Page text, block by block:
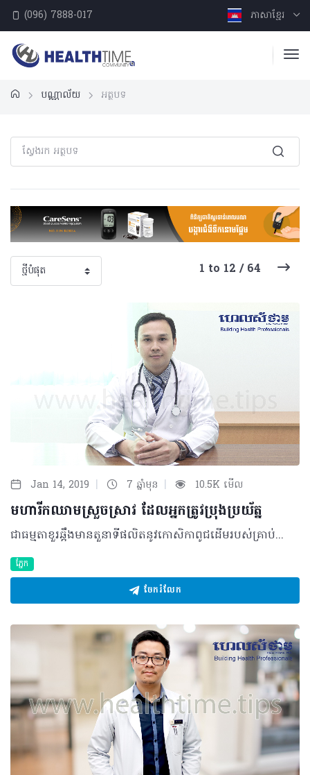
(096) 7888-017 ភាសាខ្មែរ
បណ្ណាល័យ អត្ថបទ
1 to 12 / 64
Jan 14, 2019 | 7 ឆ្នាំមុន | 10.5K មើល
មហារីកឈាមស្រួចស្រាវ ដែលអ្នកត្រូវប្រុងប្រយ័ត្ន
ជាធម្មតាខួរឆ្អឹងមានតួនាទីផលិតនូវកោសិកាពូជដើមរបស់គ្រាប់ឈាមចំនួនរាប់រយពាន់លានជារៀងរាល់ថ្ងៃ​ ហើយវាក៏ជាទីតាំងដែលអនុញ្ញាតឲ្យកោសិកាពូជដើម (Hematopoietic stem cell) ទាំងនេះអាចរីកលូតលាស់ និងបំបែកខ្លួនជាច្រើនដំណាក់កាល មុននឹងប្រែក្លាយជាកោសិកាគ្រាប់ឈាមដែលអាចបំពេញមុខងារបាន។ កោសិកាឈាមដែលមានមុខងារទាំងនោះមានដូចជា កោសិកាឈាមក្រហមដែលមានមុខងារដឹកនាំអុកស៊ីសែន កោសិកាឈាមសដែលមាននាទីការពាររាងកាយពីជំងឺ និងផ្លាកែតដែលមាននាទីជួយឲ្យឈាមកកនៅពេលមានរបួស តែនៅពេលមានជំងឺមហារីកឈាមកើតឡើង មុខងារនៃកោសិកាឈាមទាំងនេះក៏ត្រូវបានបាត់បង់។ ជំងឺមហារីកឈាម (Leukemia) ដែលប្រជាជនខ្មែរភាគច្រើននិយមហៅថាជំងឺឈាមសស៊ីឈាមក្រហម ជាការកើនឡើងនូវប្រភេទកោសិកាខ្ចី (Blast Cell) មិនមែនជាការកើនឡើងកោសិកាឈាមស។ ជំងឺនេះត្រូវបានបែងចែកជា២ប្រភេទធំៗគឺ ប្រភេទមហារីកឈាមធ្ងន់ធ្ងរ ឬស្រួចស្រាវ ដែលអាចងាយនឹងបណ្តាលឲ្យមានគ្រោះថ្នាក់ដល់អាយុជីវិត និងប្រភេទមហារីកឈាមរ៉ាំរ៉ៃ ដែលមិនសូវស្តែងចេញជារោគសញ្ញាគ្រោះថ្នាក់ភ្លាមៗនោះទេ។ និយមន័យនៃជំងឺមហារីកឈាមស្រួចស្រាវ វាជាជំងឺកាចសាហាវ និងធ្ងន់ធ្ងរ ដែលកើតឡើងពីការវិវឌ្ឍមិនប្រក្រតីនៃកោសិកាពូជដើមរបស់គ្រាប់ឈាម (Hematopoietic stem cell) នៅក្នុងខួរឆ្អឹងដោយសារតែមានការបង្អាក់លើការវិវឌ្ឍនៃកោសិកាខ្ចីដែលគេហៅថា កោសិកាប្លាស (Blast​ Cell) ជាហេតុធ្វើឲ្យវាមិនអាចវិវឌ្ឍជាកោសិកាមានមុខងារពេញលេញបន្តទៀតបាន។ ជាទូទៅជំងឺនេះត្រូវបានបែងចែកជា ២ប្រភេទបន្តទៀតគឺ Acute Myeloid Leukemia (AML) និងAcute Lymphoid Leukemia (ALL)។ មូលហេតុចម្បង និងកត្តាប្រឈម រហូតមកទល់ពេលបច្ចុប្បន្ននេះ មិនទាន់មានអ្នកប្រាជ្ញនៅលើសកលលោកណាម្នាក់បានដឹងអំពីមូលហេតុពិតប្រាកដនៃការបង្កជាជំងឺនេះឡើយ។ ប៉ុន្តែ វាអាចទាក់ទងនឹងកត្តាប្រឈមមួយចំនួនក្នុងនោះមានដូចជា៖ • តំណពូជ៖ ជាទូទៅអ្នកដែលមានសាច់ញាតិកើតជំងឺមហារីកឈាម អាចនឹងមានឱកាសប្រឈមនឹងការកើតជំងឺនេះ ខ្ពស់ជាងអ្នកដែលគ្មានសាច់ញាតិកើតបញ្ហានេះ • លក្ខខណ្ឌនៃការរស់នៅ៖ ទីតាំងរស់នៅដែលមានបរិស្ថានមិនស្អាត មានដូចជា ការបង្ហូរចោលនូវកាកសំណល់មិនល្អនៃរោងចក្រដែលមានផ្ទុកសារធាតុគីមី និងផ្សែងពុល • លក្ខខណ្ឌការងារ៖ អ្នកដែលធ្វើការក្នុងរោងពុម្ព ជ្រលក់ទឹកថ្នាំ ការពុលដោយការប្រើប្រាស់ថ្នាំការប្រើប្រាស់ថ្នាំកសិកម្មផ្សេងៗ ការប៉ះផ្ទាល់ដោយមិនមានសម្លៀកបំពាក់ ឬសម្ភារៈការពារត្រឹមត្រូវ • ការប្រើប្រាស់ថ្នាំ៖ អ្នកដែលធ្លាប់មានប្រវត្តិប្រើប្រាស់ថ្នាំ ឬកាំរស្មីដើម្បីកម្ចាត់មេរោគមហារីកពីមុនមក ឬប្រើប្រាស់ថ្នាំដោយមិនមានវេជ្ជបញ្ជាត្រឹមត្រូវ លើសកម្រិត និងរយៈពេលយូរ ដូចជាប្រភេទថ្នាំផ្សះ (Antibiotic) Chloramphenicol។ គួរបញ្ជាក់ផងដែរថា ប្រជាជនគ្រប់វ័យទាំងអស់មិនថា ប្រុស ឬស្រី ក្មេង ឬចាស់សុទ្ធតែអាចកើតជំងឺនេះបានដូចគ្នា។ គ្រាន់តែ កូនក្មេងប្រឈមនឹងការកើតជំងឺមហារីកឈាមប្រភេទ ALL ជាង AML ចំណែកមនុស្សចាស់ប្រឈមនឹងការកើតជំងឺមហារីកឈាមប្រភេទ AML ជាង ALL។ រោគសញ្ញា និងយន្តការជំងឺ ដោយសារកោសិកាប្លាស (Blast Cell) មិនអាចវិវឌ្ឍបន្តទៀតបាន នោះកោសិកាដែលមានមុខងារពេញលេញថ្មីៗ ដូចជា កោសិកាឈាមក្រហម កោសិកាឈាមស និងផ្លាកែត នឹងមិនអាចកើតឡើងបានល្អ ឬកើតឡើងបានខ្លះ មិនគ្រប់ចំនួនដើម្បីបំពេញមុខងារធម្មតារបស់វា។ ហេតុការណ៍នេះ បណ្តាលឲ្យរាងកាយទាំងមូលនឹងអាចប្រឈមនឹងបញ្ហាយ៉ាងច្រើនទាក់ទងកង្វះខាតកោសិកាមានមុខងារ និងការកើនឡើងនៃកោសិកាខ្ចី ដែលរោគសញ្ញាទាំងនោះរួមមាន៖ • កង្វះកោសិកាឈាមក្រហម៖ អ្នកជំងឺអាចហត់អស់កម្លាំង ស្លេកស្លាំង ឈឺក្បាល ហុឹងត្រចៀក និងអាចឈានដល់ការគាំងបេះដូងក្នុងករណីធ្ងន់ធ្ងរ • កង្វះកោសិកាឈាមស៖ ធ្វើឲ្យអ្នកជំងឺងាយរងនឹងការចម្លងរោគពីខាងក្រៅ • កង្វះកោសិកាផ្លាកែត៖ អ្នកជំងឺប្រឈមខ្ពស់ក្នុងការហូរឈាមដែលអាចស្តែងចេញជាការហូរឈាមខ្មៅតាមលាមក ឬអាចស្តែងចេញជាអាការៈដូចជា Stroke ប្រសិនបើមានការដាច់សរសៃឈាមក្នុងខួរក្បាល • ការកើនឡើងកោសិកាខ្ចី (Blast Cell)៖ ជាប្រភេទកោសិកាធំៗ ដែលវាបណ្តាលឲ្យមានការស្ទះលំហូរឈាម ដែលអាចបង្កឲ្យគ្រោះថ្នាក់ដល់អាយុជីវិត ករណីស្ទះលំហូរឈាមនៅសរីរាង្គសំខាន់ៗដូចជា ខួរក្បាល បេះដូង សួត និងតម្រងនោម(Leukostasis Syndrome) ដែលអាការៈទាំងនោះអាចស្តែងចេញជា ការស្ទះសរសៃឈាមខួរក្បាលដោយកោសិកាឈាម (Stroke Ischemic by Blast) ការស្ទះនៅសរសៃឈាមសួត (PulmonaryEmbolism) ដែលអាចស្តែងចេញជាហត់ ដង្ហក់ គាំងបេះដូង (myocardial infarction) និងអាចបណ្តាលឲ្យខូចតម្រងនោមជាដើម។ ក្នុងករណីខ្លះ អ្នកជំងឺអាចមានរោគសញ្ញាដទៃទៀតដូចជាហើម ឬចេញឈាមតាមអញ្ចាញធ្មេញ ឈាមច្រមុះ ភ្នាសក្នុងកញ្ចក់ភ្នែកឡើងក្រហមដោយមានហូរឈាម ហើម ឬរីកកូនកណ្តុរ ថ្លើមរីកធំ និងសរីរាង្គអណ្តើករីកធំផងដែរ។ ការធ្វើរោគវិនិច្ឆ័យ ជាធម្មតា ក្រុមគ្រូពេទ្យនឹងតម្រូវឲ្យអ្នកជំងឺធ្វើតេស្តដូចជា៖ • ការបូមឈាម៖ វិធីសាស្រ្តដែលងាយក្នុងការកំណត់រកអត្តសញ្ញាណកោសិកា និងរាប់ចំនួនប្រភេទកោសិកាឈាមដែលមាននៅក្នុងចរន្តឈាម។ ប៉ុន្តែ ការធ្វើតេស្តឈាមតែមួយមុខមិនទាន់គ្រប់គ្រាន់ដើម្បីកំណត់បានថា ជាជំងឺមហារីកឈាមស្រួចស្រាវនោះទេ។ • ការបូមយកទឹកខួរឆ្អឹង (Bone Marrow Aspiration /Myelogram)៖ ដើម្បីបញ្ជាក់ពីស្ថានភាព ឬបញ្ហានៃការវិវឌ្ឍរបស់កោសិកាខួរឆ្អឹង និងកំណត់រកចំនួនកោសិកាប្លាស (Blast Cell) ក្នុងការបញ្ជាក់កាន់តែច្បាស់ថា ជាជំងឺមហារីកឈាមមែន ឬយ៉ាងណា។ • ការធ្វើ Flow Cytometry, Cytogenetic Analysis, Fluorescence In Situ Hybridization (FISH) Analysis៖ ជាវិធីសាស្រ្តថ្មីដែលអាចកំណត់បាននូវប្រភេទមហារីកឈាម និងធ្វើនិទស្សន៍ដើម្បីឲ្យដឹងជាមុននូវភាពជោគជ័យ និងបរាជ័យនៃការព្យាបាលពេលអនាគត។ ការព្យាបាល នាពេលបច្ចុប្បន្ន ជំងឺមហារីកឈាមស្រួចស្រាវនេះមិនអាចត្រូវបានព្យាបាលឲ្យជាសះស្បើយ១០០% បានទាំងស្រុងភ្លាមៗឡើយ ដោយការព្យាបាលនេះមានគោលដៅបង្អាក់សកម្មភាពជំងឺ កម្ចាត់កោសិកាមហារីកឲ្យបាត់អស់ និងឲ្យដំណើរការខួរឆ្អឹងត្រលប់មកភាពប្រក្រតីឡើងវិញ (Complete Remission)។ បើអ្នកជំងឺទទួលបាននូវComplete Remission នេះលើសពី ៥ ឆ្នាំ យើងអាចសន្និដ្ឋានបានថា អ្នកជំងឺបានជាសះស្បើយពីជំងឺដ៏កាចសាហាវនេះ។ការព្យាបាលនេះរួមមាន៖ • ការព្យាបាលផ្លូវចិត្ត៖ តាមរយៈការលើកទឹកចិត្តពន្យល់អំពីជំងឺឲ្យកាន់តែច្បាស់ទៅដល់អ្នកជំងឺផ្ទាល់ និងក្រុមគ្រួសារ ដើម្បីជួយផ្តល់កម្លាំងចិត្តបន្ថែមដល់អ្នកជំងឺ • ការចាក់បញ្ចូលប្រភេទកោសិកាឈាមដែលខ្វះ មានដូចជា កោសិកាឈាមក្រហម ផ្លាកែត ឬការចាក់ថ្នាំដើម្បីបង្កើនកោសិកាស • ការប្រើប្រាស់ថ្នាំគីមី៖ ដើម្បីឲ្យខួរឆ្អឹងបញ្ឈប់ការផលិតកោសិកាមហារីក និងជំនួសមកវិញនូវការផលិតគ្រាប់ឈាមល្អ ក្នុងគោលបំណងដើម្បីទទួលបាននូវ Complete Remission • ការចាក់បញ្ចូល និងផ្សាំទឹកខួរឆ្អឹងថ្មី (Bone Marrow Transplantation)៖ គឺដើម្បីឲ្យទឹកខួរឆ្អឹងថ្មី អាចផលិតបាននូវប្រភេទកោសិកាឈាមដែលល្អវិញ។ ជាទូទៅ ការព្យាបាលអាចត្រូវបានធ្វើឡើងជាច្រើនដំណាក់កាល ចំណាយរយៈពេលយូរដែលអាចមានរយៈពេលពី ៦ខែ ទៅ ២ឆ្នាំ (ទាំងការព្យាបាលដោយសម្រាកនៅមន្ទីរពេទ្យ និងការប្រើប្រាស់ថ្នាំបន្តនៅផ្ទះ) ព្រមទាំងចំណាយអស់ថវិកាច្រើនគួរសមអាស្រ័យទៅតាមប្រភេទ និងសភាពធ្ងន់ធ្ងររបស់ជំងឺដែលគាត់មាន។ ការតាមដានបន្ត បន្ទាប់ពីការព្យាបាលនៅពេលអ្នកជំងឺទទួលបាន Complete Remission អ្នកជំងឺតម្រូវឲ្យធ្វើការតាមដានដោយការបូមឈាម បូមទឹកខួរឆ្អឹងរបស់គាត់ ដើម្បីវិភាគ និងបញ្ជាក់ពីសមត្ថភាពល្អក្នុងការផលិតគ្រាប់ឈាមឡើងវិញ។ អ្នកជំងឺត្រូវមកបន្តការតាមដាន តាមការណាត់ជួប និងពិគ្រោះជាមួយគ្រូពេទ្យដែលអាចមានរយៈពេលដល់ទៅ ៥ឆ្នាំ ឬលើសពីនេះ។ ផលវិបាក ប្រសិនបើអ្នកជំងឺមិនបានមកទទួលការព្យាបាលឬមានភាពយឺតយ៉ាវក្នុងការមកទទួលការព្យាបាលដែលត្រឹមត្រូវនោះ អ្នកជំងឺអាចនឹងកើតមានជាផលវិបាកធ្ងន់ធ្ងរ និងអាចឈានដល់ការបាត់បង់ជីវិតដោយសារ កង្វះខាតអុកស៊ីសែន និងសារធាតុចិញ្ចឹមដើម្បីប្រើប្រាស់ ការបង្ករោគនៅក្នុងឈាម (Septicemia) ការហូរឈាមខ្លាំង (Hemorrhage) ការស្ទះសរសៃឈាមខួរក្បាល (Stroke Ischemic/ Stroke Hemorrhagic) ការត្បៀតឬស្ទះសរសៃឈាមបេះដូង ការស្ទះដំណកដង្ហើម និងការខូចតម្រងនោមជាដើម។ វិធីសាស្រ្តការពារខ្លួន ដើម្បីការពារខ្លួនពីជំងឺដ៏កាចសាហាវមួយនេះ អ្នកគួរអនុវត្តនូវវិធីសាស្រ្តមួយចំនួនដូចខាងក្រោម៖ • ចៀសវាងការប៉ះផ្ទាល់ជាមួយសារធាតុគីមីដែលចេញពីរោងពុម្ព ទឹកថ្នាំជ្រលក់ពណ៌ ថ្នាំកសិកម្មនានា តាមរយៈការពាក់ម៉ាស ស្រោមដៃ ស្រោមជើង ដែលអាចការពារបានជិតល្អ បូករួមជាមួយការស្លៀកពាក់ដែលគ្របដណ្តប់ពេញទាំងខ្លួនរាល់ពេលធ្វើកិច្ចការ • គួរចៀសវាងការរស់នៅជិតតំបន់រោងចក្រដែលបង្ហូរកាកសំណល់គីមី និងឧស្ម័នពុលដែលមិនបានធ្វើប្រព្រឹត្តកម្មជាមុន • ចៀសវាងការប្រើប្រាស់ថ្នាំដើម្បីព្យាបាលជំងឺផ្សេងៗដោយខ្លួនឯង ឬចៀសវាងការប្រើប្រាស់ថ្នាំដោយមិនមានវេជ្ជបញ្ជាត្រឹមត្រូវ ប្រើប្រាស់ថ្នាំលើសកម្រិត និងរយៈពេលយូរ ជាពិសេសប្រភេទថ្នាំផ្សះ (Antibiotic)។ សូមប្រជាជនទាំងអស់ ជាពិសេសបុគ្គលដែលមានសមាជិកគ្រួសារធ្លាប់មានប្រវត្តិកើតមានជំងឺនេះត្រូវមកពិនិត្យសុខភាពឲ្យបានជាប្រចាំតាមក្បួនវេជ្ជសាស្រ្ត បើទោះបីជាអ្នកមិនទាន់ឈឺក៏ដោយ។ ម៉្យាងវិញទៀត អ្នកគួរស្វែងរកការព្យាបាលនៅទីកន្លែងណាដែលអាចមានលទ្ធភាព និងមានគ្រូពេទ្យជំនាញក្នុងការព្យាបាល ជាជាងទទួលការព្យាបាលមិនបានត្រឹមត្រូវដែលអាចប៉ះពាល់ដល់អាយុជីវិត ចំណាយពេលវេលា និងថវិកាច្រើន។យ៉ាងណាមិញ សូមឲ្យអាជ្ញាធរដែនដី និងភាគីពាក់ព័ន្ធ ទាំងអស់បន្តចុះត្រួតពិនិត្យ និងចាត់វិធានការចំពោះបណ្តារោងចក្រណា ដែលមិនបានគ្រប់គ្រងកាកសំណល់ឲ្យបានត្រឹមត្រូវ ដែលអាចនឹងប៉ះពាល់ដល់បរិស្ថាន និងសុខភាពប្រជាជនក្បែរនោះផងដែរ។ បកស្រាយដោយ៖ វេជ្ជបណ្ឌិត កៅ វណ្ណារិទ្ធ ឯកទេសជំងឺមហារីក ជំងឺឈាម នៃមន្ទីរពេទ្យកាល់ម៉ែត ©2019 រក្សាសិទ្ធិគ្រប់យ៉ាង​ដោយ Healthtime Corporation ចំពោះគ្រប់អត្ថបទដោយគ្មានផ្នែកណាមួយត្រូវបោះពុម្ពផ្សាយចូល ប្រព័ន្ធអ៊ីនធឺណែតឧបករណ៍អេឡិចត្រូនិកអាត់ជាសំឡេងឬថតចំលងគ្រប់រូបភាពដោយគ្មានការអនុញ្ញាតឡើយ
ភ្នែក
ចែករំលែក